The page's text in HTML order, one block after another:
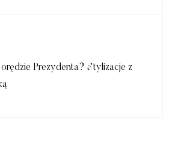
orędzie Prezydenta? Stylizacje z